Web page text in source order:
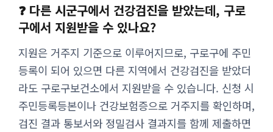
❓ 다른 시군구에서 건강검진을 받았는데, 구로
구에서 지원받을 수 있나요?
지원은 거주지 기준으로 이루어지므로, 구로구에 주민
등록이 되어 있으면 다른 지역에서 건강검진을 받았더
라도 구로구보건소에서 지원받을 수 있습니다. 신청 시
주민등록등본이나 건강보험증으로 거주지를 확인하며,
검진 결과 통보서와 정밀검사 결과지를 함께 제출하면